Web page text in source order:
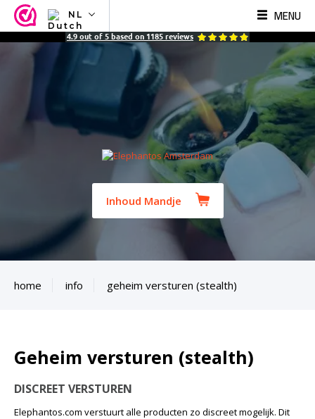
NL
NL
ES
MENU
4.9 out of 5 based on 1185 reviews
Inhoud Mandje
home info geheim versturen (stealth)
Geheim versturen (stealth)
DISCREET VERSTUREN
Elephantos.com verstuurt alle producten zo discreet mogelijk. Dit